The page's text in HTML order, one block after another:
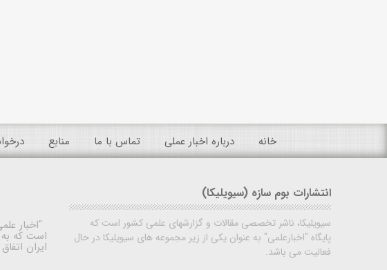
خانه درباره اخبار عملی تماس با ما منابع
انتشارات بوم سازه (سیویلیکا)
سیویلیکا، ناشر تخصصی مقالات و گزارشهای علمی کشور است که
پایگاه "اخبارعلمی" به عنوان یکی از زیر مجموعه های سیویلیکا در حال
فعالیت می باشد.
"اخبار
است که
ایران